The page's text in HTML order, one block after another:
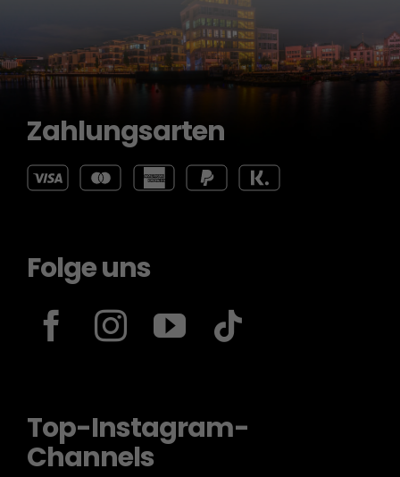
Zahlungsarten
Folge uns
Top-Instagram-
Channels